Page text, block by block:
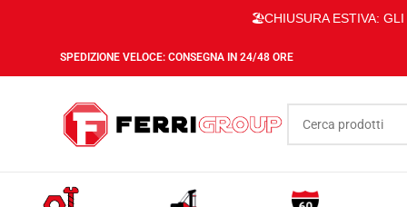
🏖️CHIUSURA ESTIVA: GLI
SPEDIZIONE VELOCE: CONSEGNA IN 24/48 ORE